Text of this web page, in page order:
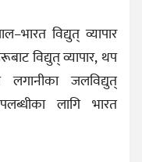
विद्युत् व्यापार
विद्युत् व्यापार, थप
लगानीका जलविद्युत्
लागि भारत